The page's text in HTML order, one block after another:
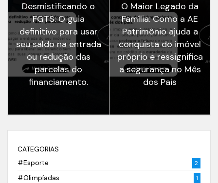
Desmistificando o
FGTS: O guia
definitivo para usar
seu saldo na entrada
ou redução das
parcelas do
financiamento.
O Maior Legado da
Família: Como a AE
Patrimônio ajuda a
conquista do imóvel
próprio e ressignifica
a segurança no Mês
dos Pais
CATEGORIAS
#Esporte
2
#Olimpíadas 1